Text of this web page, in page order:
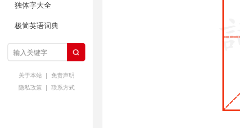
独体字大全
极简英语词典

关于本站 | 免责声明
隐私政策 | 联系方式